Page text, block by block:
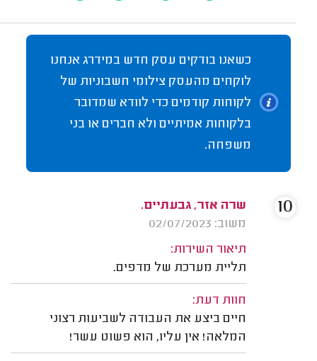
כשאנו בודקים עסק חדש במידרג אנחנו
לוקחים מהעסק צילומי חשבוניות של
לקוחות קודמים כדי לוודא שמדובר
בלקוחות אמיתיים ולא חברים או בני
משפחה.
שרה אזר, גבעתיים.
משוב: 02/07/2023
תיאור השירות:
תליית מערכת של מדפים.
חוות דעת:
חיים ביצע את העבודה לשביעות רצוני
המלאה! אין עליו, הוא פשוט עשר!
10